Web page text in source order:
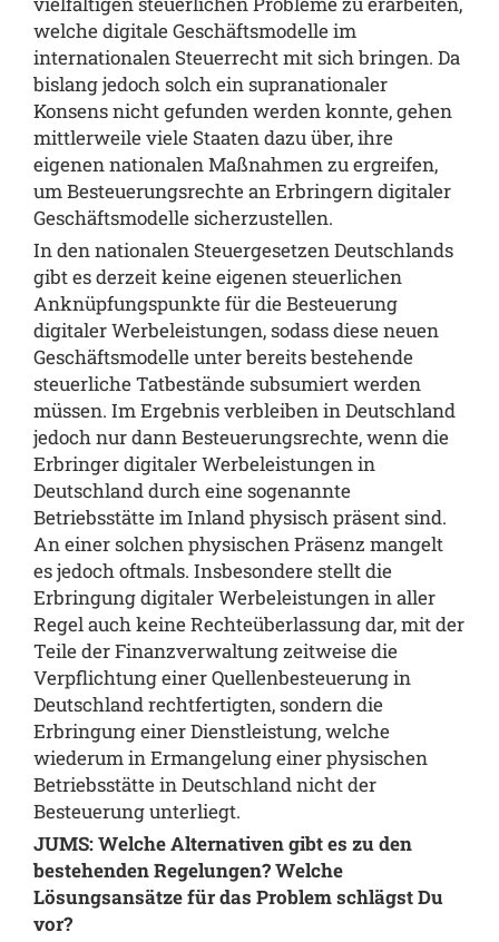
welche digitale Geschäftsmodelle im
internationalen Steuerrecht mit sich bringen. Da
bislang jedoch solch ein supranationaler
Konsens nicht gefunden werden konnte, gehen
mittlerweile viele Staaten dazu über, ihre
eigenen nationalen Maßnahmen zu ergreifen,
um Besteuerungsrechte an Erbringern digitaler
Geschäftsmodelle sicherzustellen.
In den nationalen Steuergesetzen Deutschlands
gibt es derzeit keine eigenen steuerlichen
Anknüpfungspunkte für die Besteuerung
digitaler Werbeleistungen, sodass diese neuen
Geschäftsmodelle unter bereits bestehende
steuerliche Tatbestände subsumiert werden
müssen. Im Ergebnis verbleiben in Deutschland
jedoch nur dann Besteuerungsrechte, wenn die
Erbringer digitaler Werbeleistungen in
Deutschland durch eine sogenannte
Betriebsstätte im Inland physisch präsent sind.
An einer solchen physischen Präsenz mangelt
es jedoch oftmals. Insbesondere stellt die
Erbringung digitaler Werbeleistungen in aller
Regel auch keine Rechteüberlassung dar, mit der
Teile der Finanzverwaltung zeitweise die
Verpflichtung einer Quellenbesteuerung in
Deutschland rechtfertigten, sondern die
Erbringung einer Dienstleistung, welche
wiederum in Ermangelung einer physischen
Betriebsstätte in Deutschland nicht der
Besteuerung unterliegt.
JUMS: Welche Alternativen gibt es zu den
bestehenden Regelungen? Welche
Lösungsansätze für das Problem schlägst Du
vor?